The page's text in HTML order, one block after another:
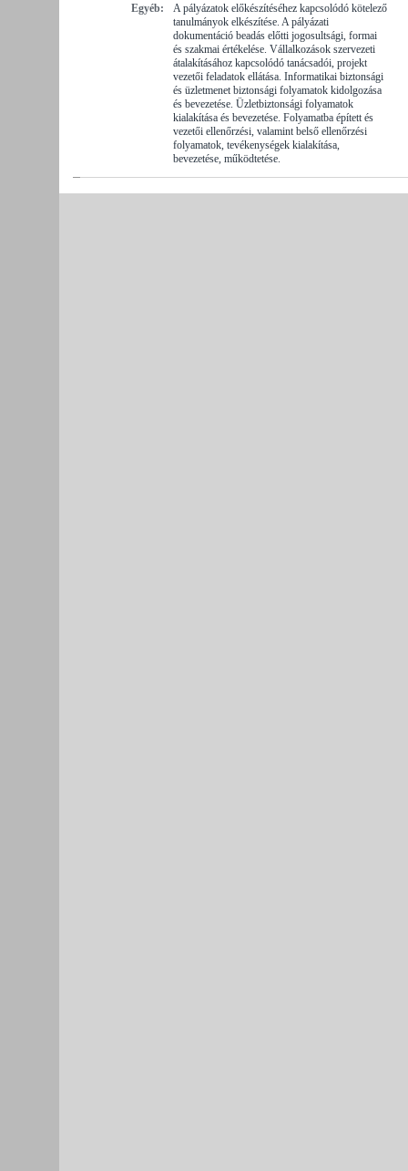
Egyéb:
A pályázatok előkészítéséhez kapcsolódó kötelező
tanulmányok elkészítése. A pályázati
dokumentáció beadás előtti jogosultsági, formai
és szakmai értékelése. Vállalkozások szervezeti
átalakításához kapcsolódó tanácsadói, projekt
vezetői feladatok ellátása. Informatikai biztonsági
és üzletmenet biztonsági folyamatok kidolgozása
és bevezetése. Üzletbiztonsági folyamatok
kialakítása és bevezetése. Folyamatba épített és
vezetői ellenőrzési, valamint belső ellenőrzési
folyamatok, tevékenységek kialakítása,
bevezetése, működtetése.